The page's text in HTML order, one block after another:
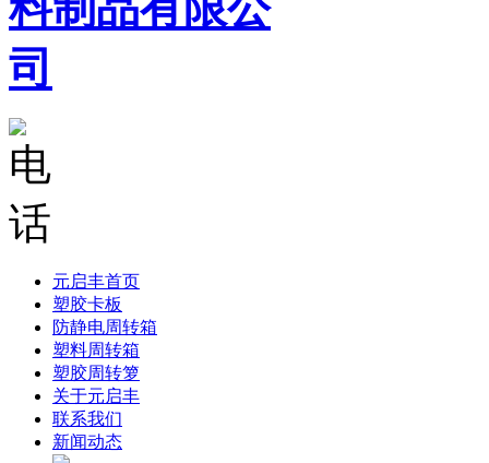
元启丰首页
塑胶卡板
防静电周转箱
塑料周转箱
塑胶周转箩
关于元启丰
联系我们
新闻动态